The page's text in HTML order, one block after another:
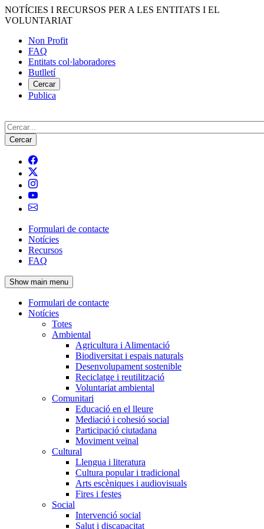
Vés
al
NOTÍCIES I RECURSOS PER A LES ENTITATS I EL
VOLUNTARIAT
Menú
del
compte
d'usuari
Non Profit
FAQ
Entitats col·laboradores
Butlletí
Cercar
Publica
Cerca
Navegació
principal
de
l'encapçalament
Formulari de contacte
Notícies
Recursos
FAQ
Show main menu
Navegació
principal
Formulari de contacte
Notícies
Totes
Ambiental
Agricultura i Alimentació
Biodiversitat i espais naturals
Desenvolupament sostenible
Reciclatge i reutilització
Voluntariat ambiental
Comunitari
Educació en el lleure
Mediació i cohesió social
Participació ciutadana
Moviment veïnal
Cultural
Llengua i literatura
Cultura popular i tradicional
Arts escèniques i audiovisuals
Fires i festes
Social
Intervenció social
Salut i discapacitat